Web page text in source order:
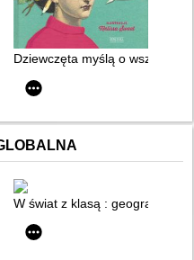
dziewczęta i chłopcy
Dziewczęta myślą o
edukacja globalna na
W świat z klasą : geografia :
: na zajęciach